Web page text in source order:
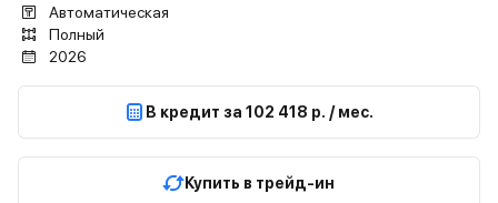
Автоматическая
Полный
2026
В кредит за 102 418 р. / мес.
Купить в трейд-ин